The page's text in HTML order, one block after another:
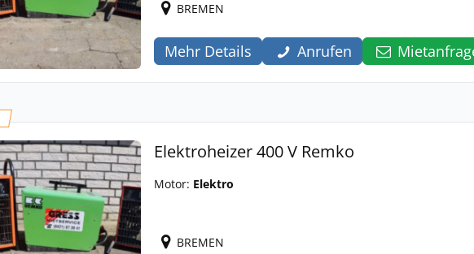
BREMEN
Mehr Details Anrufen
Elektroheizer 400 V Remko
Motor: Elektro
BREMEN